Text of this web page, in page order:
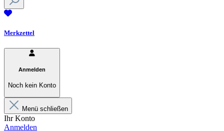
Merkzettel
Anmelden
Noch kein Konto
Menü schließen
Ihr Konto
Anmelden